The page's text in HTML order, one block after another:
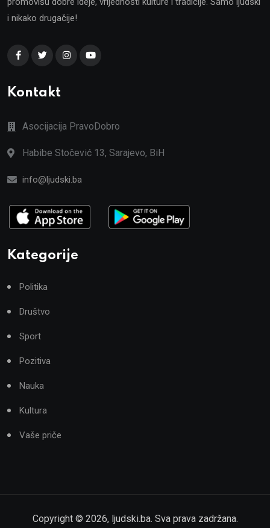
i nikako drugačije!
Kontakt
Asocijacija PravoDobro
Habibe Stočević 13, Sarajevo, BiH
info@ljudski.ba
Kategorije
Politika
Društvo
Sport
Pozitiva
Nauka
Kultura
Vaše priče
Copyright © 2026, ljudski.ba. Sva prava zadržana.